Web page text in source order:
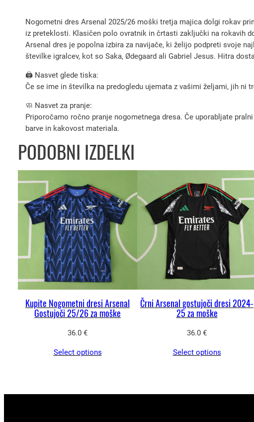
Nogometni dres Arsenal 2025/26 moški tretja majica dolgi rokav
iz preteklosti. Klasičen polo ovratnik in črtasti zaključki na rokavih
Arsenal dres je popolna izbira za navijače, ki želijo podpreti svoje
številke igralcev, kot so Saka, Ødegaard ali Gabriel Jesus. Hitra
🖨️ Nasvet glede tiska:
Če se ime in številka na predogledu ujemata z vašimi željami, jih
🧼 Nasvet za pranje:
Priporočamo ročno pranje nogometnega dresa. Če uporabljate
barve in kakovost materiala.
PODOBNI IZDELKI
Kupite Nogometni dresi Arsenal
Gostujoči 25/26 za moške
36.0 €
Select options
Črni Arsenal gostujoči dresi 2024-
25 za moške
36.0 €
Select options